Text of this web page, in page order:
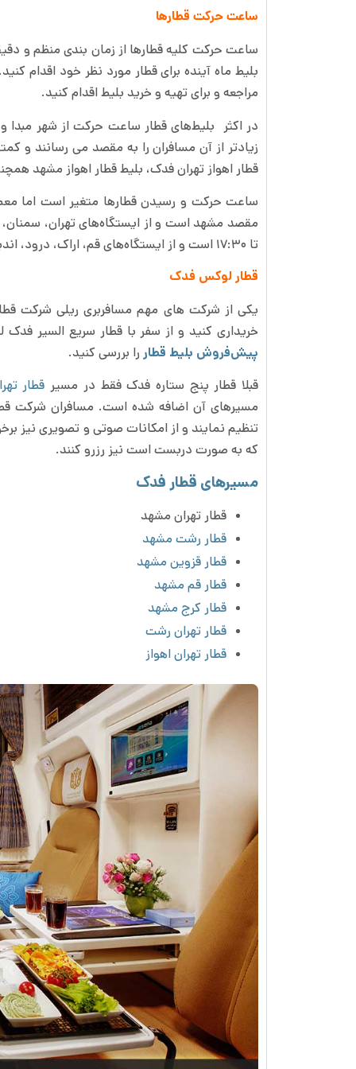
ساعت حرکت قطارها
ساعت حرکت کلیه قطارها از زمان بندی منظم و
بلیط ماه آینده برای قطار مورد نظر خود اقدام
مراجعه و برای تهیه و خرید بلیط اقدام کنید.
در اکثر بلیط‌های قطار ساعت حرکت از شهر
زیاد‌تر از آن مسافران را به مقصد می رسانند و
قطار اهواز تهران فدک، بلیط قطار اهواز مشهد
تا ۱۷:۳۰ است و از ایستگاه‌های قم، اراک، درود، اندیمشک و اهواز عبور می‌کند.
قطار لوکس فدک
خریداری کنید و از سفر با قطار سریع السیر
پیش‌فروش بلیط قطار را بررسی کنید.
قبلا قطار پنج ستاره فدک فقط در مسیر قطار
مسیرهای آن اضافه شده است. مسافران شرکت
تنظیم نمایند و از امکانات صوتی و تصویری نیز
که به صورت دربست است نیز رزرو کنند.
مسیرهای قطار فدک
قطار تهران مشهد
قطار رشت مشهد
قطار قزوین مشهد
قطار قم مشهد
قطار کرج مشهد
قطار تهران رشت
قطار تهران اهواز